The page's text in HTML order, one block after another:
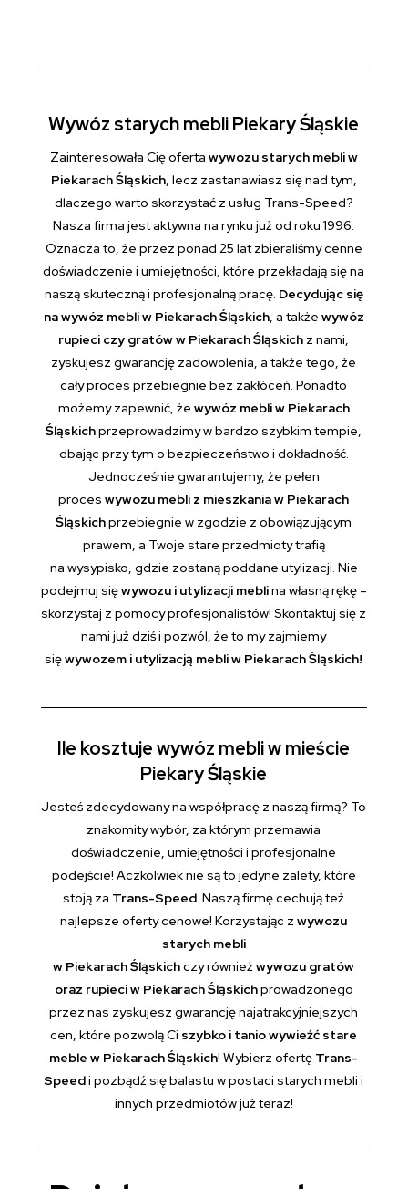
Wywóz starych mebli Piekary Śląskie
Zainteresowała Cię oferta wywozu starych mebli w
Piekarach Śląskich, lecz zastanawiasz się nad tym,
dlaczego warto skorzystać z usług Trans-Speed?
Nasza firma jest aktywna na rynku już od roku 1996.
Oznacza to, że przez ponad 25 lat zbieraliśmy cenne
doświadczenie i umiejętności, które przekładają się na
naszą skuteczną i profesjonalną pracę. Decydując się
na wywóz mebli w Piekarach Śląskich, a także wywóz
rupieci czy gratów w Piekarach Śląskich z nami,
zyskujesz gwarancję zadowolenia, a także tego, że
cały proces przebiegnie bez zakłóceń. Ponadto
możemy zapewnić, że wywóz mebli w Piekarach
Śląskichprzeprowadzimy w bardzo szybkim tempie,
dbając przy tym o bezpieczeństwo i dokładność.
Jednocześnie gwarantujemy, że pełen
proceswywozu mebli z mieszkania w Piekarach
Śląskichprzebiegnie w zgodzie z obowiązującym
prawem, a Twoje stare przedmioty trafią
na wysypisko, gdzie zostaną poddane utylizacji. Nie
podejmuj sięwywozu i utylizacji meblina własną rękę –
skorzystaj z pomocy profesjonalistów! Skontaktuj się z
nami już dziś i pozwól, że to my zajmiemy
sięwywozem i utylizacją mebli w Piekarach Śląskich!
Ile kosztuje wywóz mebli w mieście
Piekary Śląskie
Jesteś zdecydowany na współpracę z naszą firmą? To
znakomity wybór, za którym przemawia
doświadczenie, umiejętności i profesjonalne
podejście! Aczkolwiek nie są to jedyne zalety, które
stoją za Trans-Speed. Naszą firmę cechują też
najlepsze oferty cenowe! Korzystając zwywozu
starych mebli
w Piekarach Śląskichczy równieżwywozu gratów
oraz rupieci w Piekarach Śląskichprowadzonego
przez nas zyskujesz gwarancję najatrakcyjniejszych
cen, które pozwolą Ci szybko i tanio wywieźć stare
meble w Piekarach Śląskich! Wybierz ofertę Trans-
Speedi pozbądź się balastu w postaci starych mebli i
innych przedmiotów już teraz!